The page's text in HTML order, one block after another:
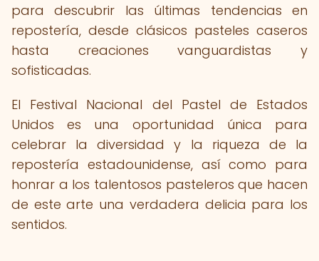
para descubrir las últimas tendencias en
repostería, desde clásicos pasteles caseros
hasta creaciones vanguardistas y
sofisticadas.
El Festival Nacional del Pastel de Estados
Unidos es una oportunidad única para
celebrar la diversidad y la riqueza de la
repostería estadounidense, así como para
honrar a los talentosos pasteleros que hacen
de este arte una verdadera delicia para los
sentidos.